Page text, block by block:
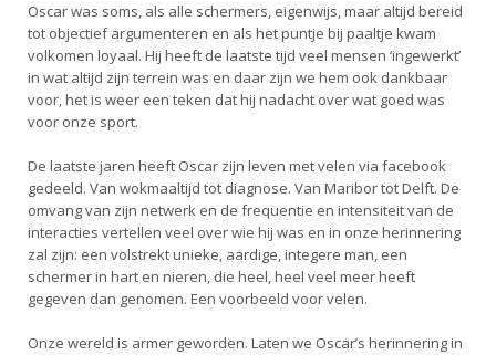
Oscar was soms, als alle schermers, eigenwijs, maar altijd bereid
tot objectief argumenteren en als het puntje bij paaltje kwam
volkomen loyaal. Hij heeft de laatste tijd veel mensen ‘ingewerkt’
in wat altijd zijn terrein was en daar zijn we hem ook dankbaar
voor, het is weer een teken dat hij nadacht over wat goed was
voor onze sport.
De laatste jaren heeft Oscar zijn leven met velen via facebook
gedeeld. Van wokmaaltijd tot diagnose. Van Maribor tot Delft. De
omvang van zijn netwerk en de frequentie en intensiteit van de
interacties vertellen veel over wie hij was en in onze herinnering
zal zijn: een volstrekt unieke, aardige, integere man, een
schermer in hart en nieren, die heel, heel veel meer heeft
gegeven dan genomen. Een voorbeeld voor velen.
Onze wereld is armer geworden. Laten we Oscar’s herinnering in